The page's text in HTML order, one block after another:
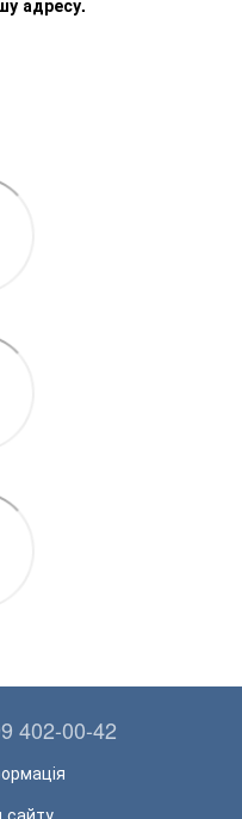
402-00-42
сайту